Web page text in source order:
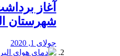
آغاز
شهرستان
جولای 1, 2020